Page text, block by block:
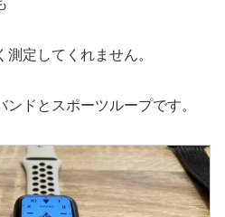
定してくれません。
ドとスポーツループです。